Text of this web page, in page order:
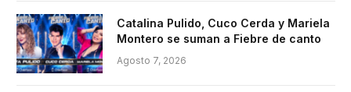
Catalina Pulido, Cuco Cerda y Mariela
Montero se suman a Fiebre de canto
Agosto 7, 2026